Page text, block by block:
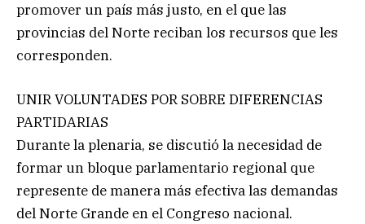
promover un país más justo, en el que las
provincias del Norte reciban los recursos que les
corresponden.
UNIR VOLUNTADES POR SOBRE DIFERENCIAS
PARTIDARIAS
Durante la plenaria, se discutió la necesidad de
formar un bloque parlamentario regional que
represente de manera más efectiva las demandas
del Norte Grande en el Congreso nacional.